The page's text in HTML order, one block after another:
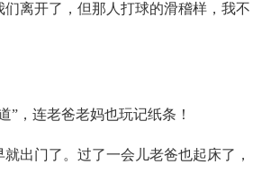
们离开了，但那人打球的滑稽样，我不
”，连老爸老妈也玩记纸条！
出门了。过了一会儿老爸也起床了，